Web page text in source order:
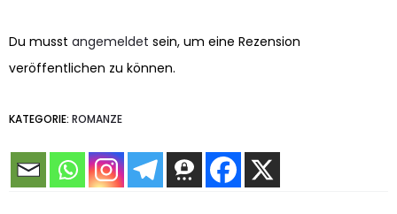
Du musst angemeldet sein, um eine Rezension
veröffentlichen zu können.
KATEGORIE: ROMANZE